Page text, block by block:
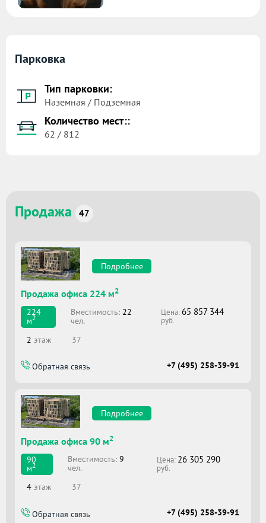
Парковка
Тип парковки:
Наземная / Подземная
Количество мест::
62 / 812
Продажа 47
Подробнее
Продажа офиса 224 м2
224
м2
Вместимоcть: 22
чел.
Цена: 65 857 344
руб.
2 этаж 37
Обратная связь +7 (495) 258-39-91
Подробнее
Продажа офиса 90 м2
90
м2
Вместимоcть: 9
чел.
Цена: 26 305 290
руб.
4 этаж 37
Обратная связь +7 (495) 258-39-91